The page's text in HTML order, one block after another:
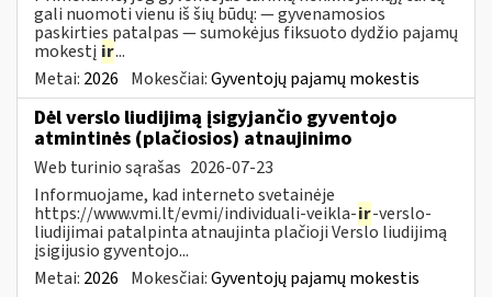
gali nuomoti vienu iš šių būdų: — gyvenamosios
paskirties patalpas — sumokėjus fiksuoto dydžio pajamų
mokestį ir...
Metai: 2026 Mokesčiai:Gyventojų pajamų mokestis
Dėl verslo liudijimą įsigyjančio gyventojo
atmintinės (plačiosios) atnaujinimo
Web turinio sąrašas 2026-07-23
Informuojame, kad interneto svetainėje
https://www.vmi.lt/evmi/individuali-veikla-ir-verslo-
liudijimai patalpinta atnaujinta plačioji Verslo liudijimą
įsigijusio gyventojo...
Metai: 2026 Mokesčiai:Gyventojų pajamų mokestis